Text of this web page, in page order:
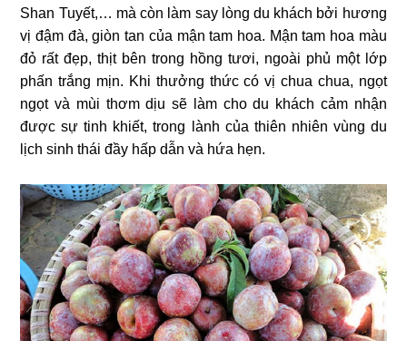
Shan Tuyết,… mà còn làm say lòng du khách bởi hương
vị đậm đà, giòn tan của mận tam hoa. Mận tam hoa màu
đỏ rất đẹp, thịt bên trong hồng tươi, ngoài phủ một lớp
phấn trắng mịn. Khi thưởng thức có vị chua chua, ngọt
ngọt và mùi thơm dịu sẽ làm cho du khách cảm nhận
được sự tinh khiết, trong lành của thiên nhiên vùng du
lịch sinh thái đầy hấp dẫn và hứa hẹn.